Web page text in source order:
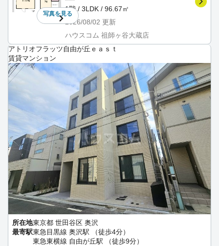
写真を見る
1階 / 3LDK / 96.67㎡
2026/08/02 更新
ハウスコム 祖師ヶ谷大蔵店
アトリオフラッツ自由が丘ｅａｓｔ
賃貸マンション
所在地東京都 世田谷区 奥沢
最寄駅東急目黒線 奥沢駅 （徒歩4分）
東急東横線 自由が丘駅 （徒歩9分）